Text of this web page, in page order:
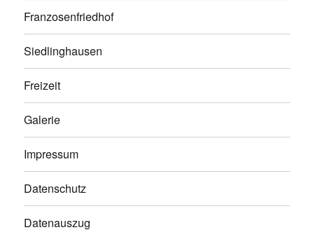
Franzosenfriedhof
Siedlinghausen
Freizeit
Galerie
Impressum
Datenschutz
Datenauszug